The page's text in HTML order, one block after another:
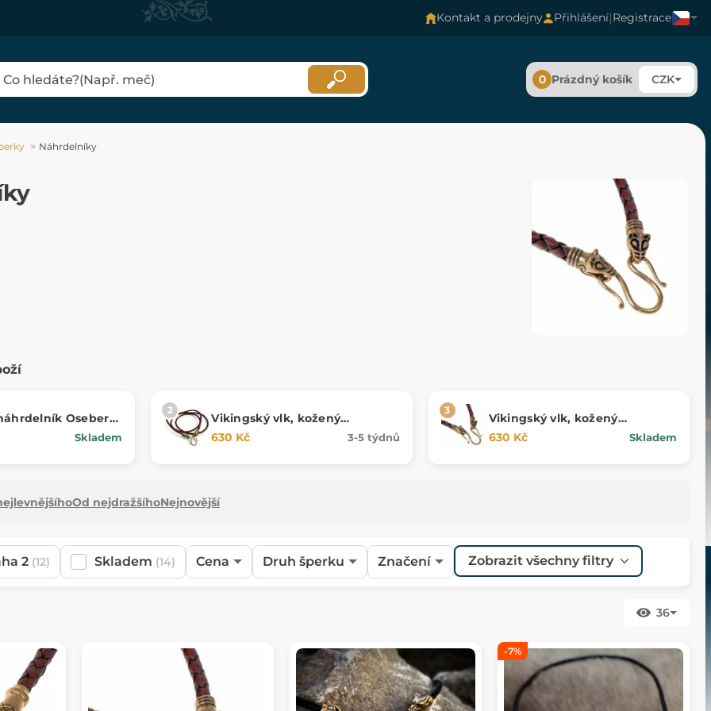
Kontakt a prodejny Přihlášení|Registrace
0 Prázdný košík CZK
Náhrdelníky
Oseberg
Skladem
Vikingský vlk, kožený
náhrdelník, bronz
630 Kč 3-5 týdnů
Vikingský vlk, kožený
náhrdelník, bronz
630 Kč Skladem
Od nejdražšíhoNejnovější
2 (12) Skladem (14) Cena Druh šperku Značení Zobrazit všechny filtry
36
-7%